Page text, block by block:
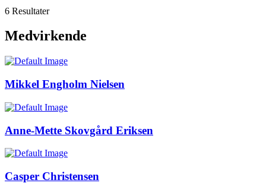
6 Resultater
Medvirkende
Mikkel Engholm Nielsen
Anne-Mette Skovgård Eriksen
Casper Christensen